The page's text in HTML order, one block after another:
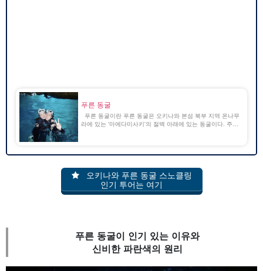
푸른 동굴
푸른 동굴이란 푸른 동굴은 오키나와 본섬 북부 지역 온나무
라에 있는 '마에다미사키'의 절벽 아래에 있는 동굴이다. 주변
오키나와 푸른 동굴 스노클링
인기 투어는 여기
푸른 동굴이 인기 있는 이유와
신비한 파란색의 원리